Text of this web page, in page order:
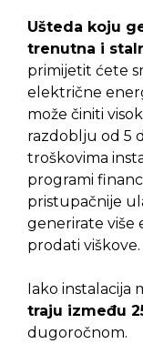
Ušteda koju
trenutna i
primijetit ćete
električne
može činiti
razdoblju od 5
troškovima
programi
pristupačnije
generirate više
prodati viškove.
Iako instalacija
traju između
dugoročnom.